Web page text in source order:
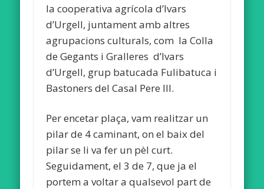
la cooperativa agrícola d’Ivars
d’Urgell, juntament amb altres
agrupacions culturals, com la Colla
de Gegants i Gralleres d’Ivars
d’Urgell, grup batucada Fulibatuca i
Bastoners del Casal Pere III.
Per encetar plaça, vam realitzar un
pilar de 4 caminant, on el baix del
pilar se li va fer un pèl curt.
Seguidament, el 3 de 7, que ja el
portem a voltar a qualsevol part de